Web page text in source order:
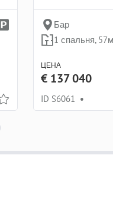
Бар
1 спальня,
ЦЕНА
€ 137 040
ID S6061 •